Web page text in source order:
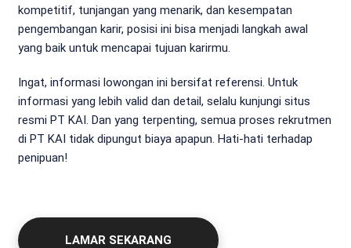
kompetitif, tunjangan yang menarik, dan kesempatan
pengembangan karir, posisi ini bisa menjadi langkah awal
yang baik untuk mencapai tujuan karirmu.
Ingat, informasi lowongan ini bersifat referensi. Untuk
informasi yang lebih valid dan detail, selalu kunjungi situs
resmi PT KAI. Dan yang terpenting, semua proses rekrutmen
di PT KAI tidak dipungut biaya apapun. Hati-hati terhadap
penipuan!
LAMAR SEKARANG